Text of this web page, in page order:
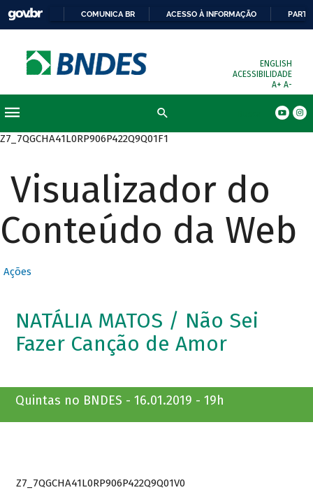
COMUNICA BR ACESSO À INFORMAÇÃO
ENGLISH
ACESSIBILIDADE
A+ A-
Z7_7QGCHA41L0RP906P422Q9Q01F1
Visualizador do
Conteúdo da Web
Ações
NATÁLIA MATOS / Não Sei
Fazer Canção de Amor
Quintas no BNDES - 16.01.2019 - 19h
Z7_7QGCHA41L0RP906P422Q9Q01V0